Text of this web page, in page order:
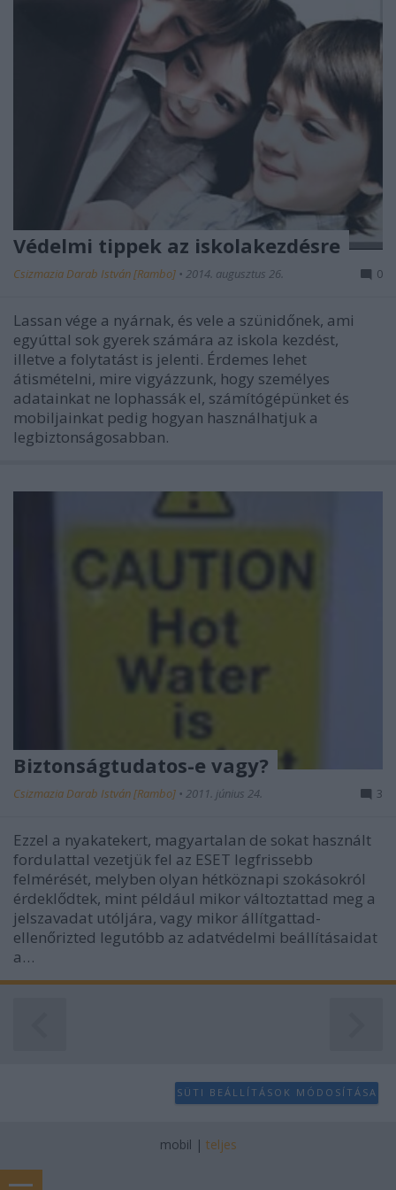
Védelmi tippek az iskolakezdésre
Csizmazia Darab István [Rambo] • 2014. augusztus 26. 0
Lassan vége a nyárnak, és vele a szünidőnek, ami
egyúttal sok gyerek számára az iskola kezdést,
illetve a folytatást is jelenti. Érdemes lehet
átismételni, mire vigyázzunk, hogy személyes
adatainkat ne lophassák el, számítógépünket és
mobiljainkat pedig hogyan használhatjuk a
legbiztonságosabban.
Biztonságtudatos-e vagy?
Csizmazia Darab István [Rambo] • 2011. június 24. 3
Ezzel a nyakatekert, magyartalan de sokat használt
fordulattal vezetjük fel az ESET legfrissebb
felmérését, melyben olyan hétköznapi szokásokról
érdeklődtek, mint például mikor változtattad meg a
jelszavadat utóljára, vagy mikor állítgattad-
ellenőrizted legutóbb az adatvédelmi beállításaidat
a…
SÜTI BEÁLLÍTÁSOK MÓDOSÍTÁSA
mobil | teljes